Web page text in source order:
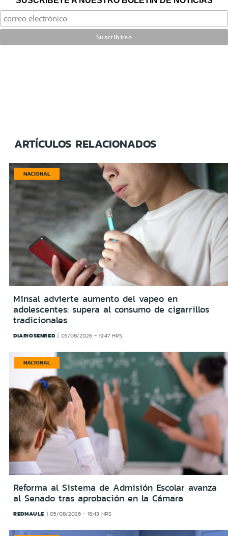
ARTÍCULOS RELACIONADOS
NACIONAL
Minsal advierte aumento del vapeo en
adolescentes: supera al consumo de cigarrillos
tradicionales
DIARIOSENRED 05/08/2026 - 19:47 HRS
NACIONAL
Reforma al Sistema de Admisión Escolar avanza
al Senado tras aprobación en la Cámara
REDMAULE 05/08/2026 - 18:43 HRS